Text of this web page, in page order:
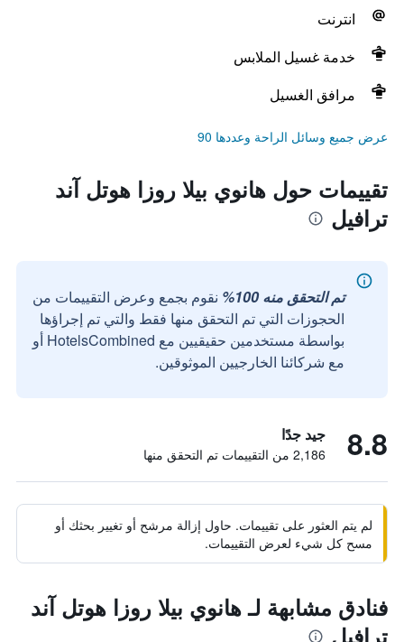
انترنت
خدمة غسيل الملابس
مرافق الغسيل
عرض جميع وسائل الراحة وعددها 90
تقييمات حول هانوي بيلا روزا هوتل آند
ترافيل
تم التحقق منه 100%
نقوم بجمع وعرض التقييمات من
الحجوزات التي تم التحقق منها فقط والتي تم إجراؤها
بواسطة مستخدمين حقيقيين مع HotelsCombined أو
مع شركائنا الخارجيين الموثوقين.
8.8 جيد جدًا
2,186 من التقييمات تم التحقق منها
لم يتم العثور على تقييمات. حاول إزالة مرشح أو تغيير بحثك أو
مسح كل شيء لعرض التقييمات.
فنادق مشابهة لـ هانوي بيلا روزا هوتل آند
ترافيل